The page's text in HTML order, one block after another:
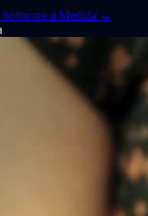
Software a Medida →